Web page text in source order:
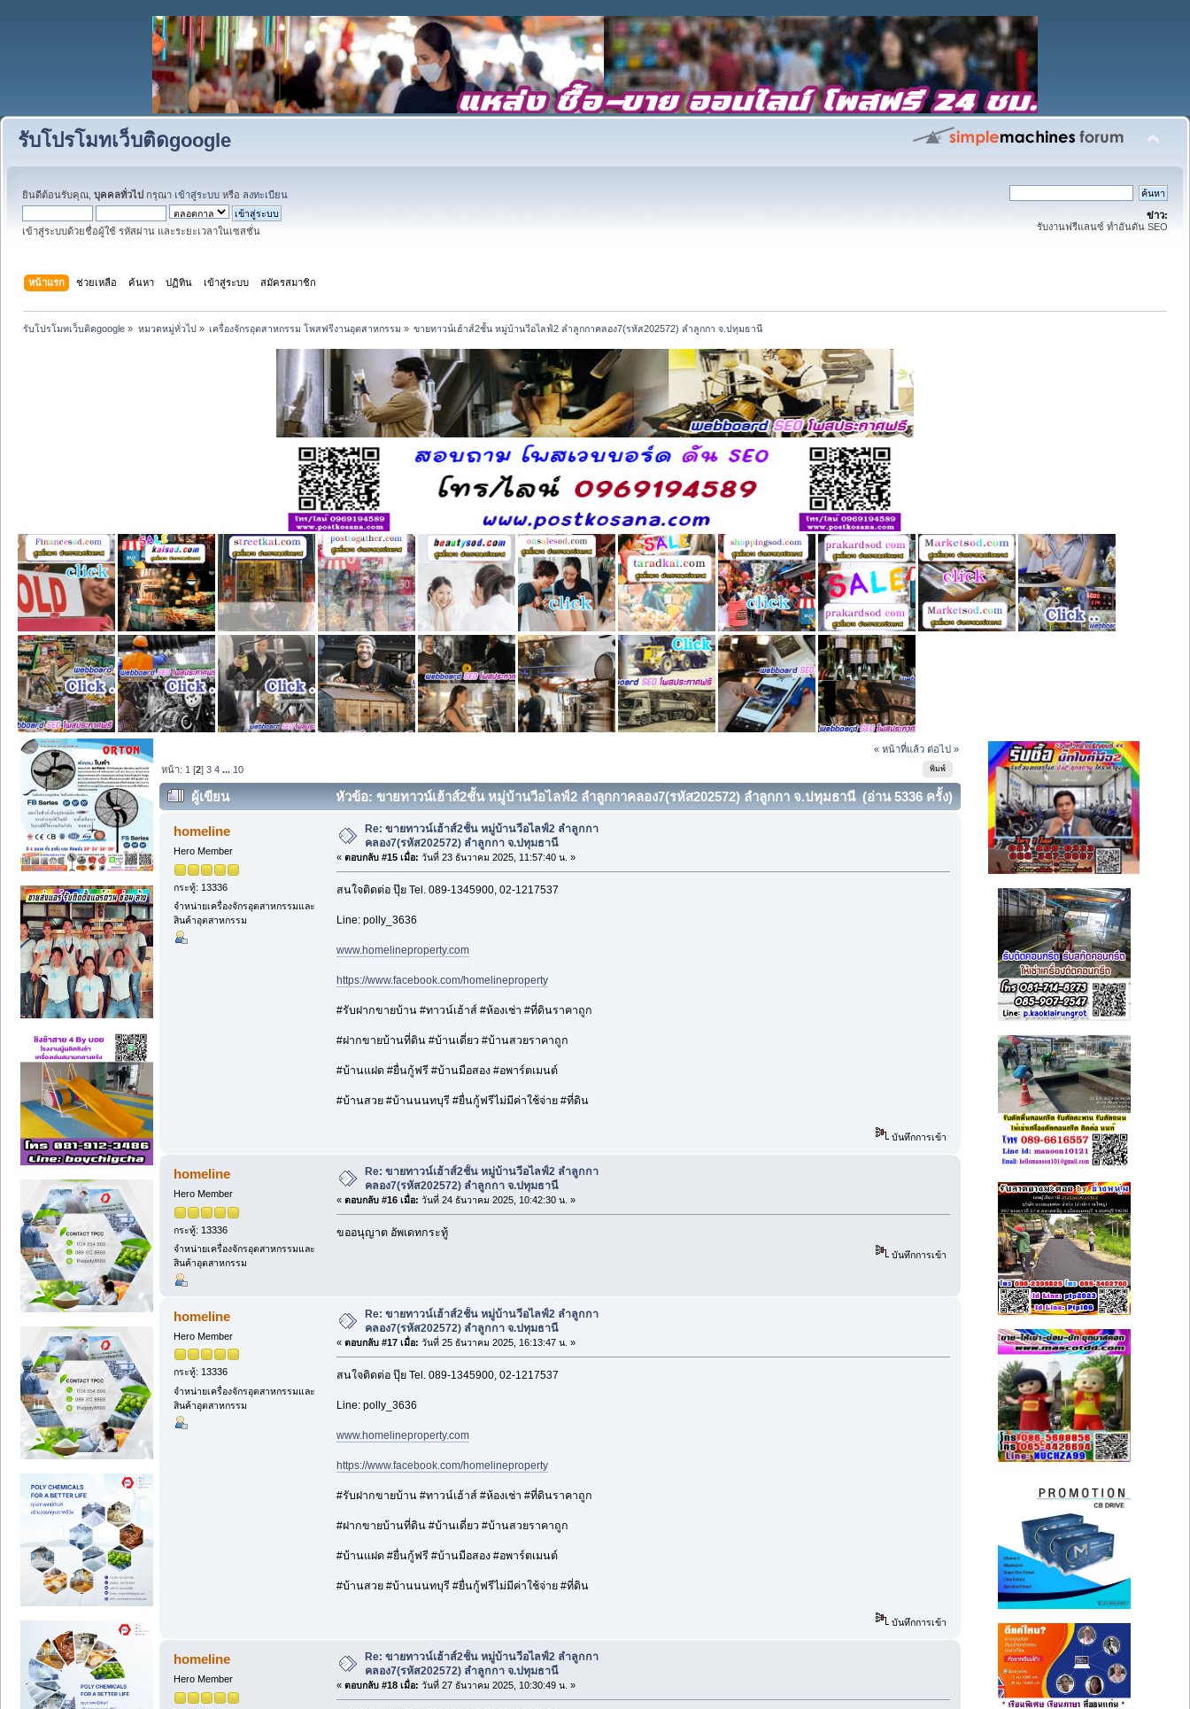
รับโปรโมทเว็บติดgoogle
ยินดีต้อนรับคุณ, บุคคลทั่วไป กรุณา เข้าสู่ระบบ หรือ ลงทะเบียน
เข้าสู่ระบบด้วยชื่อผู้ใช้ รหัสผ่าน และระยะเวลาในเซสชั่น
ข่าว:
รับงานฟรีแลนซ์ ทำอันดัน SEO
หน้าแรก ช่วยเหลือ ค้นหา ปฏิทิน เข้าสู่ระบบ สมัครสมาชิก
รับโปรโมทเว็บติดgoogle » หมวดหมู่ทั่วไป» เครื่องจักรอุตสาหกรรม โพสฟรีงานอุตสาหกรรม » ขายทาวน์เฮ้าส์2ชั้น หมู่บ้านวีอไลฟ์2 ลำลูกกาคลอง7(รหัส202572) ลำลูกกา จ.ปทุมธานี
« หน้าที่แล้ว ต่อไป »
พิมพ์
หน้า: 1 [2]3 4 ... 10
ผู้เขียน หัวข้อ: ขายทาวน์เฮ้าส์2ชั้น หมู่บ้านวีอไลฟ์2 ลำลูกกาคลอง7(รหัส202572) ลำลูกกา จ.ปทุมธานี (อ่าน 5336 ครั้ง)
homeline
Hero Member
กระทู้: 13336
จำหน่ายเครื่องจักรอุตสาหกรรมและ
สินค้าอุตสาหกรรม
Re: ขายทาวน์เฮ้าส์2ชั้น หมู่บ้านวีอไลฟ์2 ลำลูกกา
คลอง7(รหัส202572) ลำลูกกา จ.ปทุมธานี
« ตอบกลับ #15 เมื่อ: วันที่ 23 ธันวาคม 2025, 11:57:40 น. »
สนใจติดต่อ ปุ๊ย Tel. 089-1345900, 02-1217537
Line: polly_3636
www.homelineproperty.com
https://www.facebook.com/homelineproperty
#รับฝากขายบ้าน #ทาวน์เฮ้าส์ #ห้องเช่า #ที่ดินราคาถูก
#ฝากขายบ้านที่ดิน #บ้านเดี่ยว #บ้านสวยราคาถูก
#บ้านแฝด #ยื่นกู้ฟรี #บ้านมือสอง #อพาร์ตเมนต์
#บ้านสวย #บ้านนนทบุรี #ยื่นกู้ฟรีไม่มีค่าใช้จ่าย #ที่ดิน
บันทึกการเข้า
homeline
Hero Member
กระทู้: 13336
จำหน่ายเครื่องจักรอุตสาหกรรมและ
สินค้าอุตสาหกรรม
Re: ขายทาวน์เฮ้าส์2ชั้น หมู่บ้านวีอไลฟ์2 ลำลูกกา
คลอง7(รหัส202572) ลำลูกกา จ.ปทุมธานี
« ตอบกลับ #16 เมื่อ: วันที่ 24 ธันวาคม 2025, 10:42:30 น. »
ขออนุญาต อัพเดทกระทู้
บันทึกการเข้า
homeline
Hero Member
กระทู้: 13336
จำหน่ายเครื่องจักรอุตสาหกรรมและ
สินค้าอุตสาหกรรม
Re: ขายทาวน์เฮ้าส์2ชั้น หมู่บ้านวีอไลฟ์2 ลำลูกกา
คลอง7(รหัส202572) ลำลูกกา จ.ปทุมธานี
« ตอบกลับ #17 เมื่อ: วันที่ 25 ธันวาคม 2025, 16:13:47 น. »
สนใจติดต่อ ปุ๊ย Tel. 089-1345900, 02-1217537
Line: polly_3636
www.homelineproperty.com
https://www.facebook.com/homelineproperty
#รับฝากขายบ้าน #ทาวน์เฮ้าส์ #ห้องเช่า #ที่ดินราคาถูก
#ฝากขายบ้านที่ดิน #บ้านเดี่ยว #บ้านสวยราคาถูก
#บ้านแฝด #ยื่นกู้ฟรี #บ้านมือสอง #อพาร์ตเมนต์
#บ้านสวย #บ้านนนทบุรี #ยื่นกู้ฟรีไม่มีค่าใช้จ่าย #ที่ดิน
บันทึกการเข้า
homeline
Hero Member
Re: ขายทาวน์เฮ้าส์2ชั้น หมู่บ้านวีอไลฟ์2 ลำลูกกา
คลอง7(รหัส202572) ลำลูกกา จ.ปทุมธานี
« ตอบกลับ #18 เมื่อ: วันที่ 27 ธันวาคม 2025, 10:30:49 น. »